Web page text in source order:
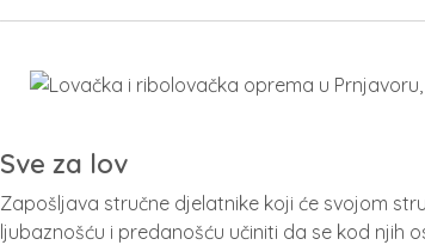
Sve za lov
Zapošljava stručne djelatnike koji će svojom
ljubaznošću i predanošću učiniti da se kod njih